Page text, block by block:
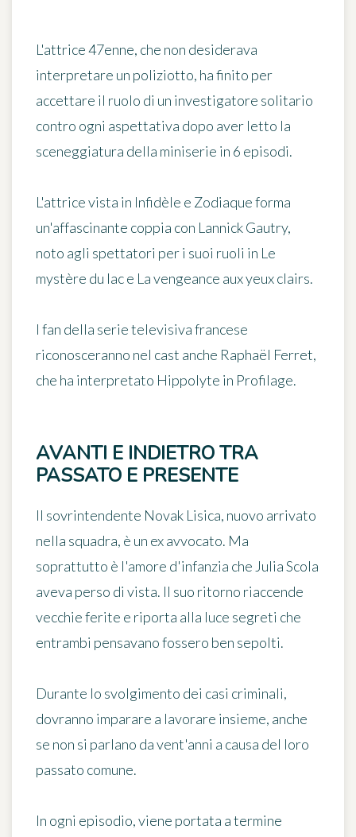
L'attrice 47enne, che non desiderava
interpretare un poliziotto, ha finito per
accettare il ruolo di un investigatore solitario
contro ogni aspettativa dopo aver letto la
sceneggiatura della miniserie in 6 episodi.
L'attrice vista in Infidèle e Zodiaque forma
un'affascinante coppia con Lannick Gautry,
noto agli spettatori per i suoi ruoli in Le
mystère du lac e La vengeance aux yeux clairs.
I fan della serie televisiva francese
riconosceranno nel cast anche Raphaël Ferret,
che ha interpretato Hippolyte in Profilage.
AVANTI E INDIETRO TRA
PASSATO E PRESENTE
Il sovrintendente Novak Lisica, nuovo arrivato
nella squadra, è un ex avvocato. Ma
soprattutto è l'amore d'infanzia che Julia Scola
aveva perso di vista. Il suo ritorno riaccende
vecchie ferite e riporta alla luce segreti che
entrambi pensavano fossero ben sepolti.
Durante lo svolgimento dei casi criminali,
dovranno imparare a lavorare insieme, anche
se non si parlano da vent'anni a causa del loro
passato comune.
In ogni episodio, viene portata a termine